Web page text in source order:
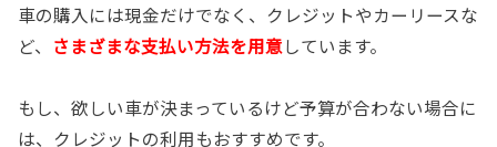
車の購入には現金だけでなく、クレジットやカーリースな
ど、 さまざまな支払い方法を用意しています。
もし、欲しい車が決まっているけど予算が合わない場合に
は、クレジットの利用もおすすめです。